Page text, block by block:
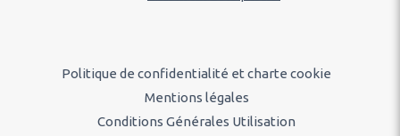
Politique de confidentialité et charte cookie
Mentions légales
Conditions Générales Utilisation